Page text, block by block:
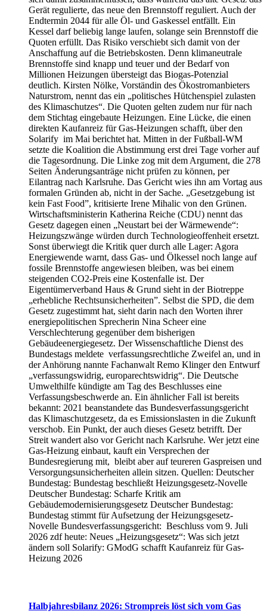
Gerät regulierte, das neue den Brennstoff reguliert. Auch der
Endtermin 2044 für alle Öl- und Gaskessel entfällt. Ein
Kessel darf beliebig lange laufen, solange sein Brennstoff die
Quoten erfüllt. Das Risiko verschiebt sich damit von der
Anschaffung auf die Betriebskosten. Denn klimaneutrale
Brennstoffe sind knapp und teuer und der Bedarf von
Millionen Heizungen übersteigt das Biogas-Potenzial
deutlich. Kirsten Nölke, Vorständin des Ökostromanbieters
Naturstrom, nennt das ein „politisches Hütchenspiel zulasten
des Klimaschutzes“. Die Quoten gelten zudem nur für nach
dem Stichtag eingebaute Heizungen. Eine Lücke, die einen
direkten Kaufanreiz für Gas-Heizungen schafft, über den
Solarify im Mai berichtet hat. Mitten in der Fußball-WM
setzte die Koalition die Abstimmung erst drei Tage vorher auf
die Tagesordnung. Die Linke zog mit dem Argument, die 278
Seiten Änderungsanträge nicht prüfen zu können, per
Eilantrag nach Karlsruhe. Das Gericht wies ihn am Vortag aus
formalen Gründen ab, nicht in der Sache. „Gesetzgebung ist
kein Fast Food”, kritisierte Irene Mihalic von den Grünen.
Wirtschaftsministerin Katherina Reiche (CDU) nennt das
Gesetz dagegen einen „Neustart bei der Wärmewende“:
Heizungszwänge würden durch Technologieoffenheit ersetzt.
Sonst überwiegt die Kritik quer durch alle Lager: Agora
Energiewende warnt, dass Gas- und Ölkessel noch lange auf
fossile Brennstoffe angewiesen bleiben, was bei einem
steigenden CO2-Preis eine Kostenfalle ist. Der
Eigentümerverband Haus & Grund sieht in der Biotreppe
„erhebliche Rechtsunsicherheiten”. Selbst die SPD, die dem
Gesetz zugestimmt hat, sieht darin nach den Worten ihrer
energiepolitischen Sprecherin Nina Scheer eine
Verschlechterung gegenüber dem bisherigen
Gebäudeenergiegesetz. Der Wissenschaftliche Dienst des
Bundestags meldete verfassungsrechtliche Zweifel an, und in
der Anhörung nannte Fachanwalt Remo Klinger den Entwurf
„verfassungswidrig, europarechtswidrig“. Die Deutsche
Umwelthilfe kündigte am Tag des Beschlusses eine
Verfassungsbeschwerde an. Ein ähnlicher Fall ist bereits
bekannt: 2021 beanstandete das Bundesverfassungsgericht
das Klimaschutzgesetz, da es Emissionslasten in die Zukunft
verschob. Ein Punkt, der auch dieses Gesetz betrifft. Der
Streit wandert also vor Gericht nach Karlsruhe. Wer jetzt eine
Gas-Heizung einbaut, kauft ein Versprechen der
Bundesregierung mit, bleibt aber auf teureren Gaspreisen und
Versorgungsunsicherheiten allein sitzen. Quellen: Deutscher
Bundestag: Bundestag beschließt Heizungsgesetz-Novelle
Deutscher Bundestag: Scharfe Kritik am
Gebäudemodernisierungsgesetz Deutscher Bundestag:
Bundestag stimmt für Aufsetzung der Heizungsgesetz-
Novelle Bundesverfassungsgericht: Beschluss vom 9. Juli
2026 zdf heute: Neues „Heizungsgesetz“: Was sich jetzt
ändern soll Solarify: GModG schafft Kaufanreiz für Gas-
Heizung 2026
Halbjahresbilanz 2026: Strompreis löst sich vom Gas